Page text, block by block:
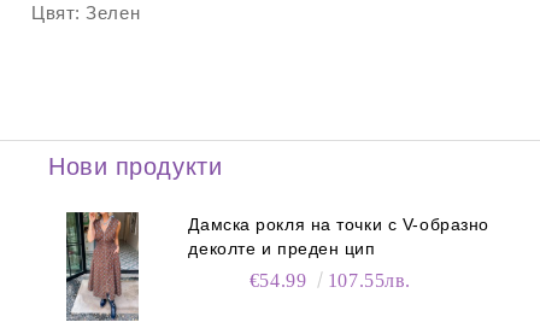
Цвят: Зелен
Нови продукти
Дамска рокля на точки с V-образно
деколте и преден цип
€54.99 107.55лв.